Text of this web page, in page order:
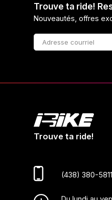
Trouve ta ride!
Nouveautés, offres
Trouve ta ride!
(438) 380-5811